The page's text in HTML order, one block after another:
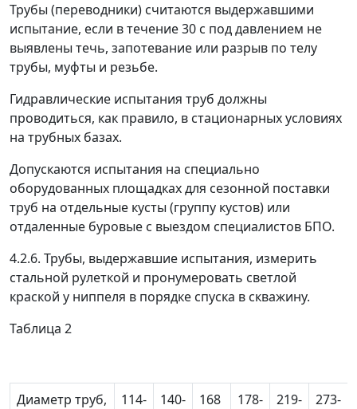
Трубы (переводники) считаются выдержавшими
испытание, если в течение 30 с под давлением не
выявлены течь, запотевание или разрыв по телу
трубы, муфты и резьбе.
Гидравлические испытания труб должны
проводиться, как правило, в стационарных условиях
на трубных базах.
Допускаются испытания на специально
оборудованных площадках для сезонной поставки
труб на отдельные кусты (группу кустов) или
отдаленные буровые с выездом специалистов БПО.
4.2.6. Трубы, выдержавшие испытания, измерить
стальной рулеткой и пронумеровать светлой
краской у ниппеля в порядке спуска в скважину.
Таблица 2
Диаметр труб,
114-
140-
168
178-
219-
273-